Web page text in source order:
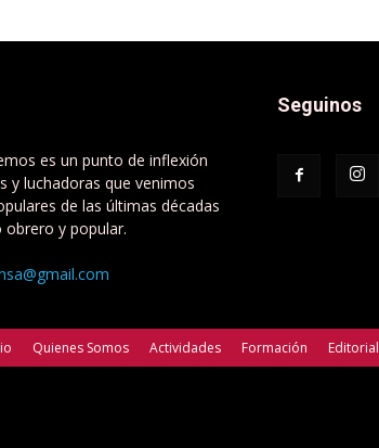
es un punto de inflexión
y luchadoras que venimos
de las últimas décadas
y popular.
Seguinos
Quienes Somos Actividades Formación Editorial